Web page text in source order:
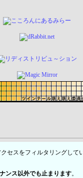
セスをフィルタリングして
ンス以外でも止まります。